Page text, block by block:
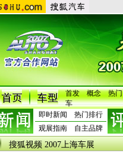
首发 概念 热门
车
即时新闻
热门排行
观展指南
自主品牌
搜狐视频 2007上海车展